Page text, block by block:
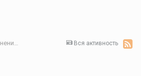
Вся активность
Секция 6. Актуальные проблемы социальной сферы. Инновационные изменения в системах здравоохранения, образования, культуры, социального обслуживания и их роль в повышении качества жизни населения